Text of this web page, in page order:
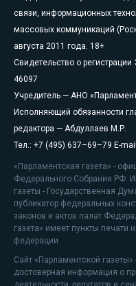
связи, информационных
массовых коммуникаций
августа 2011 года. 18+
Свидетельство о
46097
Учредитель — АНО
Исполняющий обязанности
редактора — Абдуллаев М.Р.
Тел.: +7 (495) 637–69–79 E-
«Парламентская газета» -
Федерального Собрания РФ.
газеты - Государственная
публикатор федеральных
законов и актов палат
газета» имеет пункты печати
федерации.
Сайт «Парламентской
достоверная информация о